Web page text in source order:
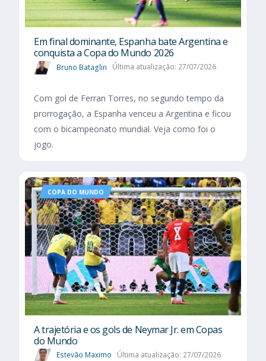
Em final dominante, Espanha bate Argentina e
conquista a Copa do Mundo 2026
Bruno Bataglin Última atualização: 27/07/2026
Com gol de Ferran Torres, no segundo tempo da
prorrogação, a Espanha venceu a Argentina e ficou
com o bicampeonato mundial. Veja como foi o
jogo.
COPA DO MUNDO
A trajetória e os gols de Neymar Jr. em Copas
do Mundo
Estevão Maximo Última atualização: 27/07/2026